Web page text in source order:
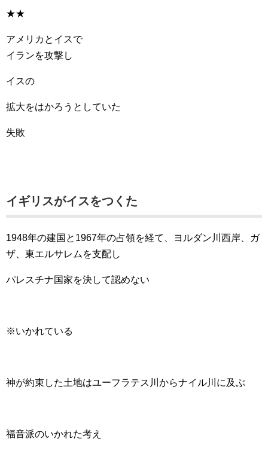
★★
アメリカとイスで
イランを攻撃し
イスの
拡大をはかろうとしていた
失敗
イギリスがイスをつくた
1948年の建国と1967年の占領を経て、ヨルダン川西岸、ガ
ザ、東エルサレムを支配し
パレスチナ国家を決して認めない
※いかれている
神が約束した土地はユーフラテス川からナイル川に及ぶ
福音派のいかれた考え